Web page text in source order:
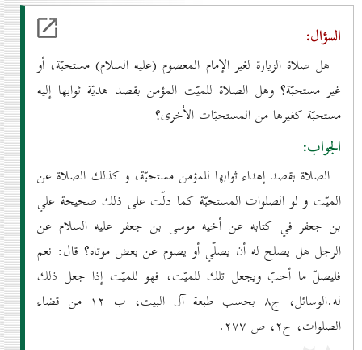
السؤال:
هل صلاة الزيارة لغير الإمام المعصوم (عليه السلام) مستحبّة، أو
غير مستحبّة؟ وهل الصلاة للميّت المؤمن بقصد هديّة ثوابها إليه
مستحبّة كغيرها من المستحبّات الاُخرى؟
الجواب:
الصلاة بقصد إهداء ثوابها للمؤمن مستحبّة، و كذلك الصلاة عن
الميّت و لو الصلوات المستحبّة كما دلّت على ذلك صحيحة علي
بن جعفر في كتابه عن أخيه موسى بن جعفر عليه السلام عن
الرجل هل يصلح له أن يصلّي أو يصوم عن بعض موتاه؟ قال: نعم
فليصلّ ما أحبّ ويجعل تلك للميّت، فهو للميّت إذا جعل ذلك
له.الوسائل، ج۸ بحسب طبعة آل البيت، ب ۱۲ من قضاء
الصلوات، ح۲، ص ۲۷۷.